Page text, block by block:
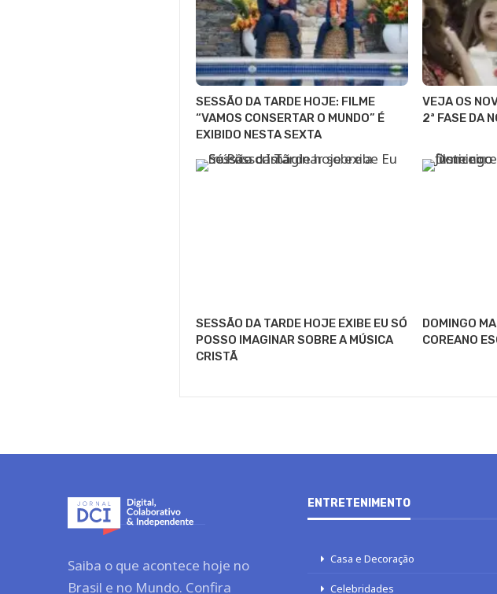
SESSÃO DA TARDE HOJE: FILME
“VAMOS CONSERTAR O MUNDO” É
EXIBIDO NESTA SEXTA
VEJA OS
2ª FASE DA
SESSÃO DA TARDE HOJE EXIBE EU SÓ
POSSO IMAGINAR SOBRE A MÚSICA
CRISTÃ
DOMINGO
COREANO
Saiba o que acontece hoje no
Brasil e no Mundo. Confira
ENTRETENIMENTO
Casa e Decoração
Celebridades